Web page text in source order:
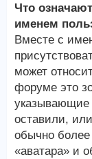
Что
именем
Вместе с
может
форуме это
указывающие
оставили,
обычно более
«аватара» и